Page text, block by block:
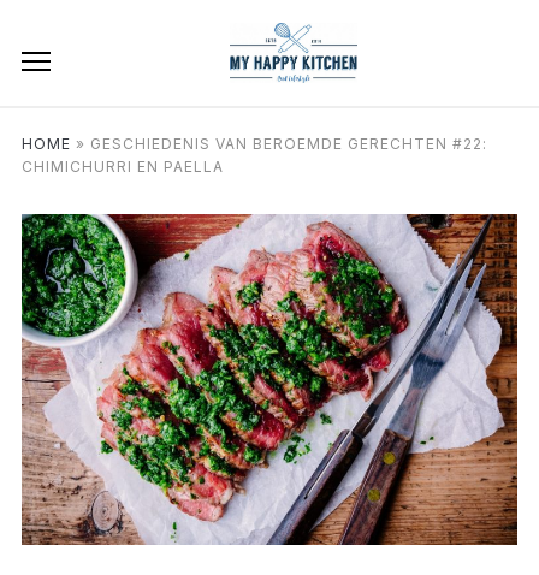
HOME » GESCHIEDENIS VAN BEROEMDE GERECHTEN #22:
CHIMICHURRI EN PAELLA